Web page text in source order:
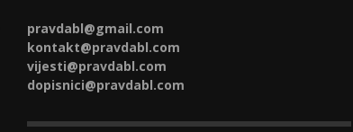
pravdabl@gmail.com
kontakt@pravdabl.com
vijesti@pravdabl.com
dopisnici@pravdabl.com